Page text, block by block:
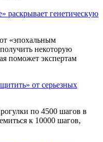
раскрывает генетическую
«эпохальным
некоторую
поможет экспертам
от серьезных
по 4500 шагов в
к 10000 шагов,